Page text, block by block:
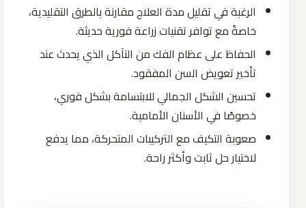
الرغبة في تقليل مدة العلاج مقارنة بالطرق التقليدية،
خاصةً مع توافر تقنيات زراعة فورية حديثة.
الحفاظ على عظام الفك من التآكل الذي يحدث عند
تأخير تعويض السن المفقود.
تحسين الشكل الجمالي للابتسامة بشكل فوري،
خصوصًا في الأسنان الأمامية.
صعوبة التكيف مع التركيبات المتحركة، مما يدفع
لاختيار حل ثابت وأكثر راحة.